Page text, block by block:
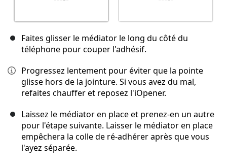
Faites glisser le médiator le long du côté du
téléphone pour couper l'adhésif.
Progressez lentement pour éviter que la pointe
glisse hors de la jointure. Si vous avez du mal,
refaites chauffer et reposez l'iOpener.
Laissez le médiator en place et prenez-en un autre
pour l'étape suivante. Laisser le médiator en place
empêchera la colle de ré-adhérer après que vous
l'ayez séparée.